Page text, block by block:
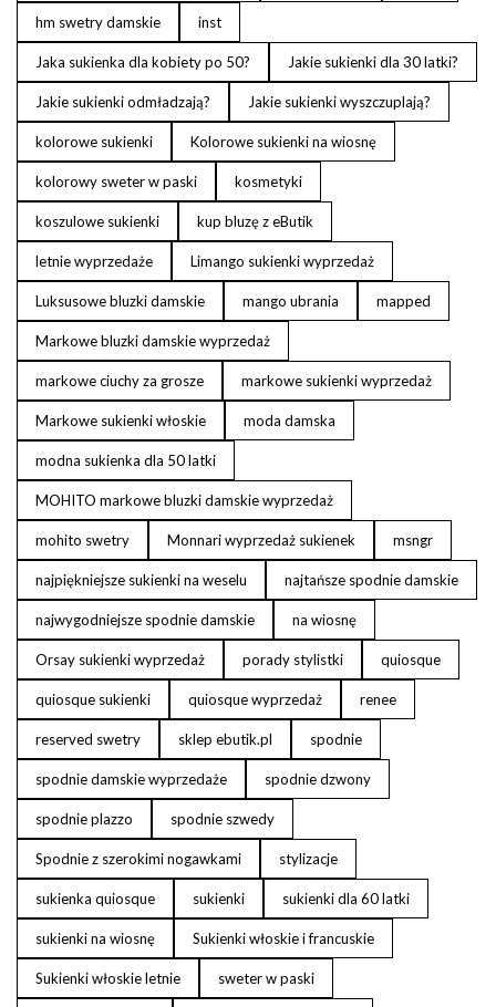
hm swetry damskie inst
Jaka sukienka dla kobiety po 50? Jakie sukienki dla 30 latki?
Jakie sukienki odmładzają? Jakie sukienki wyszczuplają?
kolorowe sukienki Kolorowe sukienki na wiosnę
kolorowy sweter w paski kosmetyki
koszulowe sukienki kup bluzę z eButik
letnie wyprzedaże Limango sukienki wyprzedaż
Luksusowe bluzki damskie mango ubrania mapped
Markowe bluzki damskie wyprzedaż
markowe ciuchy za grosze markowe sukienki wyprzedaż
Markowe sukienki włoskie moda damska
modna sukienka dla 50 latki
MOHITO markowe bluzki damskie wyprzedaż
mohito swetry Monnari wyprzedaż sukienek msngr
najpiękniejsze sukienki na weselu najtańsze spodnie damskie
najwygodniejsze spodnie damskie na wiosnę
Orsay sukienki wyprzedaż porady stylistki quiosque
quiosque sukienki quiosque wyprzedaż renee
reserved swetry sklep ebutik.pl spodnie
spodnie damskie wyprzedaże spodnie dzwony
spodnie plazzo spodnie szwedy
Spodnie z szerokimi nogawkami stylizacje
sukienka quiosque sukienki sukienki dla 60 latki
sukienki na wiosnę Sukienki włoskie i francuskie
Sukienki włoskie letnie sweter w paski